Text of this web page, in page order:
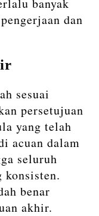
banyak
dan
sesuai
persetujuan
yang telah
acuan dalam
seluruh
benar
akhir.